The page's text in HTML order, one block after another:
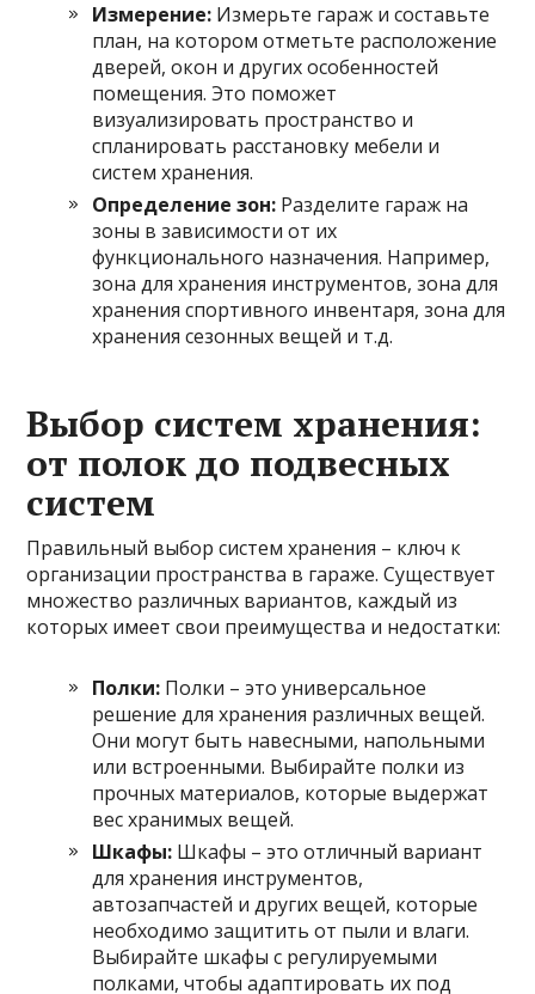
Измерение: Измерьте гараж и составьте
план, на котором отметьте расположение
дверей, окон и других особенностей
помещения. Это поможет
визуализировать пространство и
спланировать расстановку мебели и
систем хранения.
Определение зон: Разделите гараж на
зоны в зависимости от их
функционального назначения. Например,
зона для хранения инструментов, зона для
хранения спортивного инвентаря, зона для
хранения сезонных вещей и т.д.
Выбор систем хранения:
от полок до подвесных
систем
Правильный выбор систем хранения – ключ к
организации пространства в гараже. Существует
множество различных вариантов, каждый из
которых имеет свои преимущества и недостатки:
Полки: Полки – это универсальное
решение для хранения различных вещей.
Они могут быть навесными, напольными
или встроенными. Выбирайте полки из
прочных материалов, которые выдержат
вес хранимых вещей.
Шкафы: Шкафы – это отличный вариант
для хранения инструментов,
автозапчастей и других вещей, которые
необходимо защитить от пыли и влаги.
Выбирайте шкафы с регулируемыми
полками, чтобы адаптировать их под